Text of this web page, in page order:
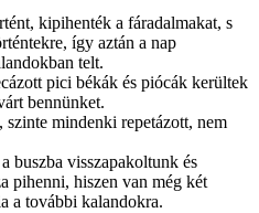
kipihenték a fáradalmakat, s
így aztán a nap
telt.
pici békák és piócák kerültek
bennünket.
mindenki repetázott, nem
buszba visszapakoltunk és
pihenni, hiszen van még két
a további kalandokra.